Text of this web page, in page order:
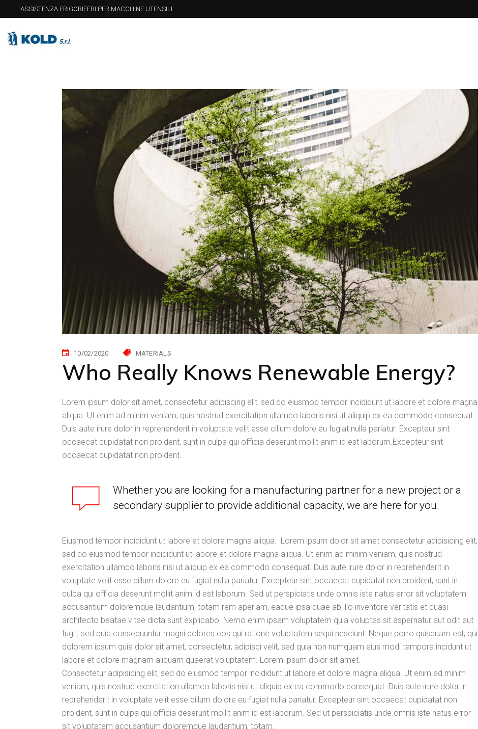
ASSISTENZA FRIGORIFERI PER MACCHINE UTENSILI
Impianti raffreddamento acqua
Riparazione AKZ Daikin
Riparazione e assistenza chiller
10/02/2020 MATERIALS
Who Really Knows Renewable Energy?
Lorem ipsum dolor sit amet, consectetur adipiscing elit, sed do eiusmod tempor incididunt ut labore et dolore magna
aliqua. Ut enim ad minim veniam, quis nostrud exercitation ullamco laboris nisi ut aliquip ex ea commodo consequat.
Duis aute irure dolor in reprehenderit in voluptate velit esse cillum dolore eu fugiat nulla pariatur. Excepteur sint
occaecat cupidatat non proident, sunt in culpa qui officia deserunt mollit anim id est laborum.Excepteur sint
occaecat cupidatat non proident.
Whether you are looking for a manufacturing partner for a new project or a
secondary supplier to provide additional capacity, we are here for you.
Eiusmod tempor incididunt ut labore et dolore magna aliqua. Lorem ipsum dolor sit amet consectetur adipisicing elit,
sed do eiusmod tempor incididunt ut labore et dolore magna aliqua. Ut enim ad minim veniam, quis nostrud
exercitation ullamco laboris nisi ut aliquip ex ea commodo consequat. Duis aute irure dolor in reprehenderit in
voluptate velit esse cillum dolore eu fugiat nulla pariatur. Excepteur sint occaecat cupidatat non proident, sunt in
culpa qui officia deserunt mollit anim id est laborum. Sed ut perspiciatis unde omnis iste natus error sit voluptatem
accusantium doloremque laudantium, totam rem aperiam, eaque ipsa quae ab illo inventore veritatis et quasi
architecto beatae vitae dicta sunt explicabo. Nemo enim ipsam voluptatem quia voluptas sit aspernatur aut odit aut
fugit, sed quia consequuntur magni dolores eos qui ratione voluptatem sequi nesciunt. Neque porro quisquam est, qui
dolorem ipsum quia dolor sit amet, consectetur, adipisci velit, sed quia non numquam eius modi tempora incidunt ut
labore et dolore magnam aliquam quaerat voluptatem. Lorem ipsum dolor sit amet.
Consectetur adipisicing elit, sed do eiusmod tempor incididunt ut labore et dolore magna aliqua. Ut enim ad minim
veniam, quis nostrud exercitation ullamco laboris nisi ut aliquip ex ea commodo consequat. Duis aute irure dolor in
reprehenderit in voluptate velit esse cillum dolore eu fugiat nulla pariatur. Excepteur sint occaecat cupidatat non
proident, sunt in culpa qui officia deserunt mollit anim id est laborum. Sed ut perspiciatis unde omnis iste natus error
sit voluptatem accusantium doloremque laudantium, totam.